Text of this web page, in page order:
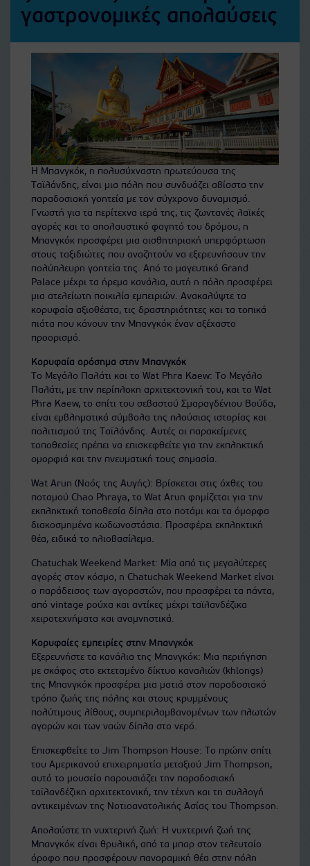
γαστρονομικές απολαύσεις
Η Μπανγκόκ, η πολυσύχναστη πρωτεύουσα της
Ταϊλάνδης, είναι μια πόλη που συνδυάζει αβίαστα την
παραδοσιακή γοητεία με τον σύγχρονο δυναμισμό.
Γνωστή για τα περίτεχνα ιερά της, τις ζωντανές λαϊκές
αγορές και το απολαυστικό φαγητό του δρόμου, η
Μπανγκόκ προσφέρει μια αισθητηριακή υπερφόρτωση
στους ταξιδιώτες που αναζητούν να εξερευνήσουν την
πολύπλευρη γοητεία της. Από το μαγευτικό Grand
Palace μέχρι τα ήρεμα κανάλια, αυτή η πόλη προσφέρει
μια ατελείωτη ποικιλία εμπειριών. Ανακαλύψτε τα
κορυφαία αξιοθέατα, τις δραστηριότητες και τα τοπικά
πιάτα που κάνουν την Μπανγκόκ έναν αξέχαστο
προορισμό.
Κορυφαία ορόσημα στην Μπανγκόκ
Το Μεγάλο Παλάτι και το Wat Phra Kaew: Το Μεγάλο
Παλάτι, με την περίπλοκη αρχιτεκτονική του, και το Wat
Phra Kaew, το σπίτι του σεβαστού Σμαραγδένιου Βούδα,
είναι εμβληματικά σύμβολα της πλούσιας ιστορίας και
πολιτισμού της Ταϊλάνδης. Αυτές οι παρακείμενες
τοποθεσίες πρέπει να επισκεφθείτε για την εκπληκτική
ομορφιά και την πνευματική τους σημασία.
Wat Arun (Ναός της Αυγής): Βρίσκεται στις όχθες του
ποταμού Chao Phraya, το Wat Arun φημίζεται για την
εκπληκτική τοποθεσία δίπλα στο ποτάμι και τα όμορφα
διακοσμημένα κωδωνοστάσια. Προσφέρει εκπληκτική
θέα, ειδικά το ηλιοβασίλεμα.
Chatuchak Weekend Market: Μία από τις μεγαλύτερες
αγορές στον κόσμο, η Chatuchak Weekend Market είναι
ο παράδεισος των αγοραστών, που προσφέρει τα πάντα,
από vintage ρούχα και αντίκες μέχρι ταϊλανδέζικα
χειροτεχνήματα και αναμνηστικά.
Κορυφαίες εμπειρίες στην Μπανγκόκ
Εξερευνήστε τα κανάλια της Μπανγκόκ: Μια περιήγηση
με σκάφος στο εκτεταμένο δίκτυο καναλιών (khlongs)
της Μπανγκόκ προσφέρει μια ματιά στον παραδοσιακό
τρόπο ζωής της πόλης και στους κρυμμένους
πολύτιμους λίθους, συμπεριλαμβανομένων των πλωτών
αγορών και των ναών δίπλα στο νερό.
Επισκεφθείτε το Jim Thompson House: Το πρώην σπίτι
του Αμερικανού επιχειρηματία μεταξιού Jim Thompson,
αυτό το μουσείο παρουσιάζει την παραδοσιακή
ταϊλανδέζικη αρχιτεκτονική, την τέχνη και τη συλλογή
αντικειμένων της Νοτιοανατολικής Ασίας του Thompson.
Απολαύστε τη νυχτερινή ζωή: Η νυχτερινή ζωή της
Μπανγκόκ είναι θρυλική, από τα μπαρ στον τελευταίο
όροφο που προσφέρουν πανοραμική θέα στην πόλη